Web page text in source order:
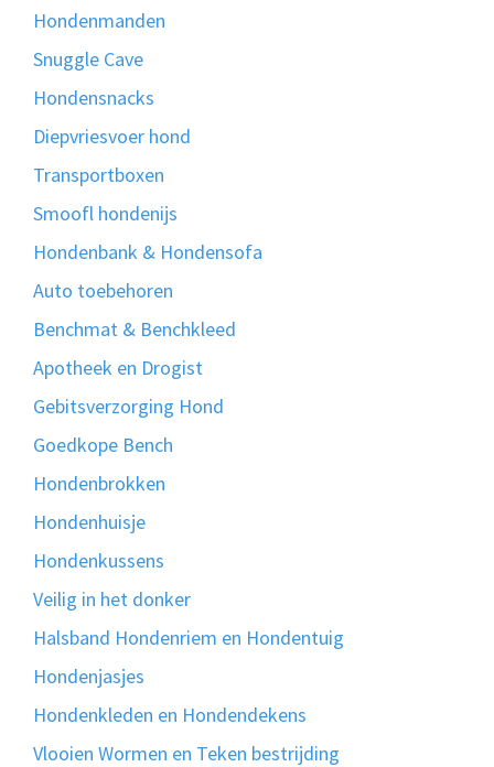
Hondenmanden
Snuggle Cave
Hondensnacks
Diepvriesvoer hond
Transportboxen
Smoofl hondenijs
Hondenbank & Hondensofa
Auto toebehoren
Benchmat & Benchkleed
Apotheek en Drogist
Gebitsverzorging Hond
Goedkope Bench
Hondenbrokken
Hondenhuisje
Hondenkussens
Veilig in het donker
Halsband Hondenriem en Hondentuig
Hondenjasjes
Hondenkleden en Hondendekens
Vlooien Wormen en Teken bestrijding